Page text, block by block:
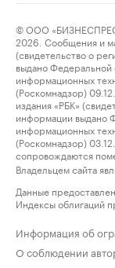
© ООО
2026. Сообщения и
(свидетельство о
выдано Федеральной
информационных
(Роскомнадзор)
издания «РБК»
информации выдано
информационных
(Роскомнадзор)
сопровождаются
Владельцем сайта
Данные
Индексы облигаций
Информация об
О соблюдении